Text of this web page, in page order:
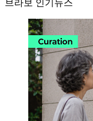
브라보 인기뉴스